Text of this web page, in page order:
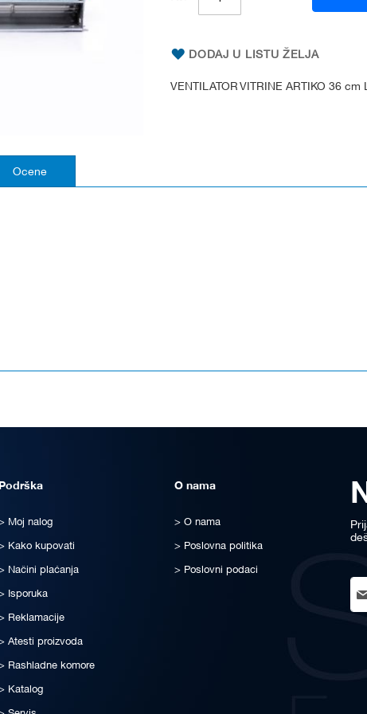
DODAJ U LISTU ŽELJA
VENTILATOR VITRINE ARTIKO 36 cm
Ocene
Podrška
Moj nalog
Kako kupovati
Načini plaćanja
Isporuka
Reklamacije
Atesti proizvoda
Rashladne komore
Katalog
O nama
O nama
Poslovna politika
Poslovni podaci
Up